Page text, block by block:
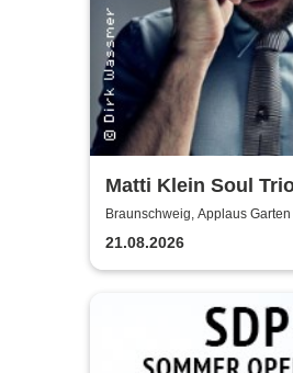
Matti Klein Soul
Max Mutzke
Braunschweig, Applaus Garten
21.08.2026